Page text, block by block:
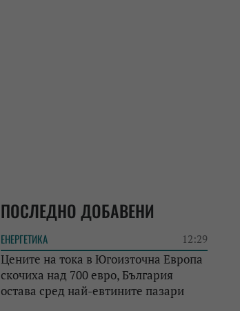
ПОСЛЕДНО ДОБАВЕНИ
ЕНЕРГЕТИКА 12:29
Цените на тока в Югоизточна Европа
скочиха над 700 евро, България
остава сред най-евтините пазари